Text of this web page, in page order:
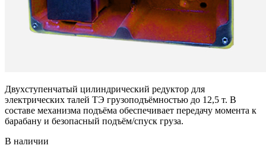
Двухступенчатый цилиндрический редуктор для
электрических талей ТЭ грузоподъёмностью до 12,5 т. В
составе механизма подъёма обеспечивает передачу момента к
барабану и безопасный подъём/спуск груза.
В наличии